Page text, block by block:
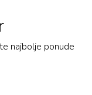
najbolje ponude